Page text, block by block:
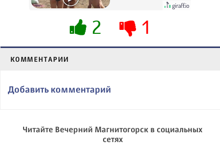
их не видят...
2 1
КОММЕНТАРИИ
Добавить комментарий
Читайте Вечерний Магнитогорск в социальных
сетях